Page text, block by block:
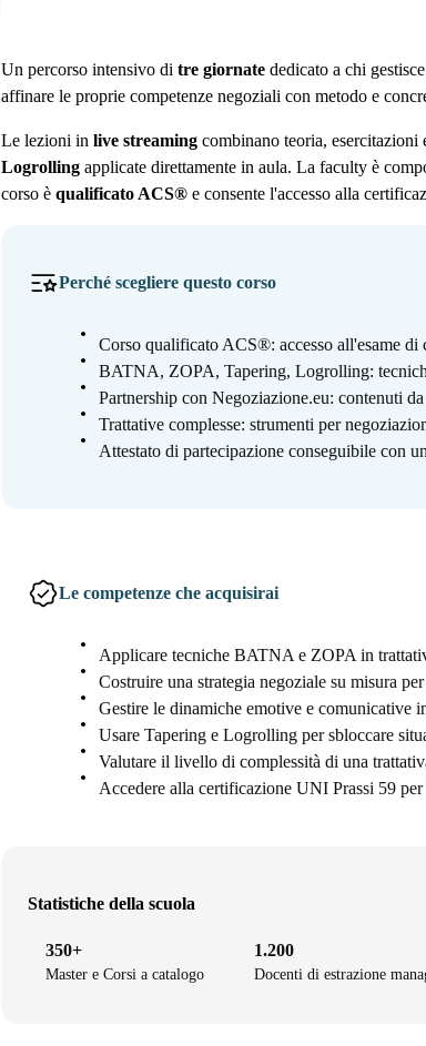
Un percorso intensivo di tre giornatededicato a chi
affinare le proprie competenze negoziali con metodo e
Le lezioni in live streamingcombinano teoria, esercitazioni
Logrollingapplicate direttamente in aula. La faculty è
corso è qualificato ACS®e consente l'accesso alla
Perché scegliere questo corso
Corso qualificato ACS®: accesso all'esame
BATNA, ZOPA, Tapering, Logrolling:
Partnership con Negoziazione.eu: contenuti
Trattative complesse: strumenti per
Attestato di partecipazione conseguibile con
Le competenze che acquisirai
Applicare tecniche BATNA e ZOPA in
Costruire una strategia negoziale su misura
Gestire le dinamiche emotive e comunicative
Usare Tapering e Logrolling per sbloccare
Valutare il livello di complessità di una
Accedere alla certificazione UNI Prassi 59
Statistiche della scuola
350+
Master e Corsi a catalogo
1.200
Docenti di estrazione